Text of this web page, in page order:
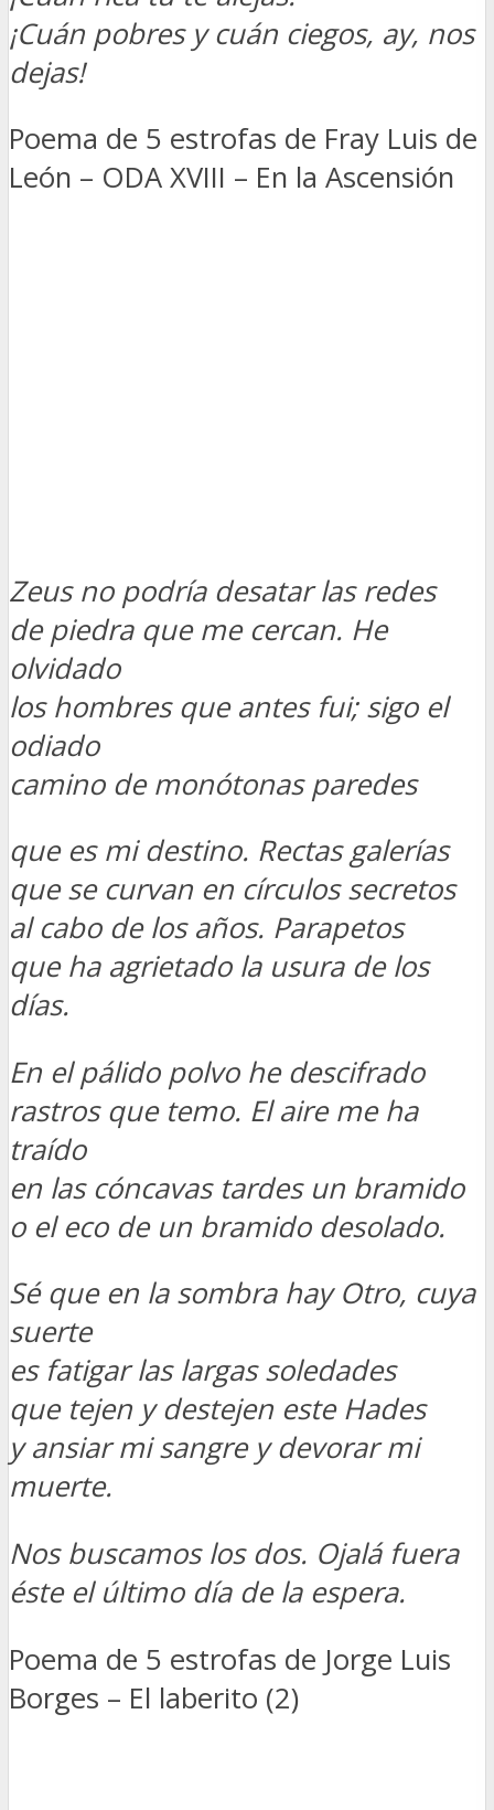
¡Cuán pobres y cuán ciegos, ay, nos
dejas!
Poema de 5 estrofas de Fray Luis de
León – ODA XVIII – En la Ascensión
Zeus no podría desatar las redes
de piedra que me cercan. He
olvidado
los hombres que antes fui; sigo el
odiado
camino de monótonas paredes
que es mi destino. Rectas galerías
que se curvan en círculos secretos
al cabo de los años. Parapetos
que ha agrietado la usura de los
días.
En el pálido polvo he descifrado
rastros que temo. El aire me ha
traído
en las cóncavas tardes un bramido
o el eco de un bramido desolado.
Sé que en la sombra hay Otro, cuya
suerte
es fatigar las largas soledades
que tejen y destejen este Hades
y ansiar mi sangre y devorar mi
muerte.
Nos buscamos los dos. Ojalá fuera
éste el último día de la espera.
Poema de 5 estrofas de Jorge Luis
Borges – El laberito (2)